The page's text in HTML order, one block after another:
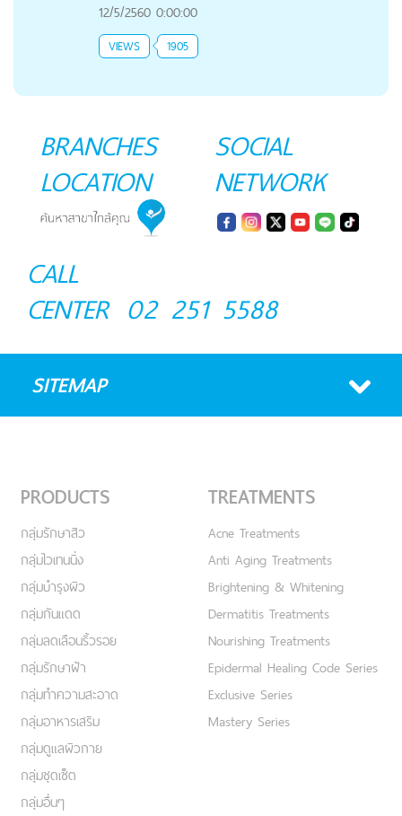
12/5/2560 0:00:00
VIEWS 1905
BRANCHES
LOCATION
SOCIAL
NETWORK
CALL
CENTER 02 251 5588
SITEMAP
PRODUCTS
กลุ่มรักษาสิว
กลุ่มไวเทนนิ่ง
กลุ่มบำรุงผิว
กลุ่มกันแดด
กลุ่มลดเลือนริ้วรอย
กลุ่มรักษาฝ้า
กลุ่มทำความสะอาด
กลุ่มอาหารเสริม
กลุ่มดูแลผิวกาย
กลุ่มชุดเซ็ต
กลุ่มอื่นๆ
TREATMENTS
Acne Treatments
Anti Aging Treatments
Brightening & Whitening
Dermatitis Treatments
Nourishing Treatments
Epidermal Healing Code Series
Exclusive Series
Mastery Series